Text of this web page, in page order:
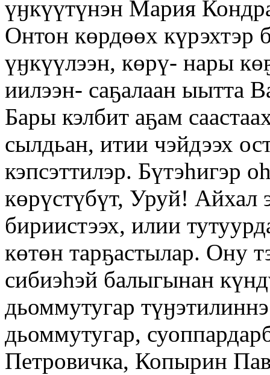
үӈкүүтүнэн Мария
Онтон көрдөөх күрэхтэр
үӈкүүлээн, көрү- нары
иилээн- саҕалаан ыытта
Бары кэлбит аҕам
сылдьан, итии чэйдээх
кэпсэттилэр. Бүтэһигэр
көрүстүбүт, Уруй! Айхал
бириистээх, илии
көтөн тарҕастылар. Ону
сибиэһэй балыгынан
дьоммутугар
дьоммутугар,
Петровичка, Копырин